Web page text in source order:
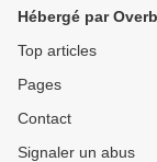
Hébergé par
Top articles
Pages
Contact
Signaler un abus